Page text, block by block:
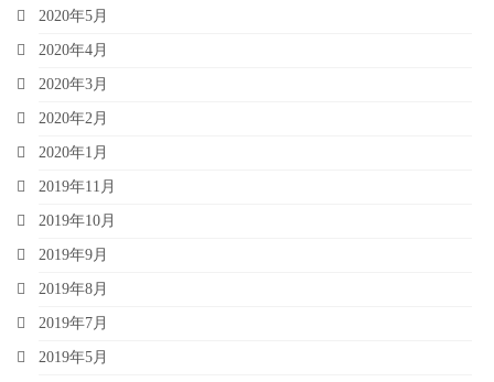
2020年5月
2020年4月
2020年3月
2020年2月
2020年1月
2019年11月
2019年10月
2019年9月
2019年8月
2019年7月
2019年5月